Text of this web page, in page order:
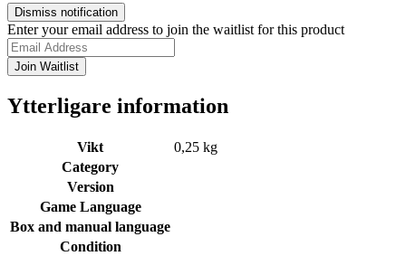
Dismiss notification
Enter your email address to join the waitlist for this product
Join Waitlist
Ytterligare information
Vikt
0,25 kg
Category
Version
Game Language
Box and manual language
Condition